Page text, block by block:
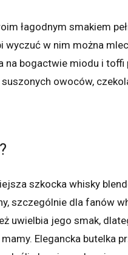
łagodnym smakiem
wyczuć w nim można
na bogactwie miodu i toffi
owoców,
szkocka whisky
szczególnie dla fanów
uwielbia jego smak,
Elegancka butelka